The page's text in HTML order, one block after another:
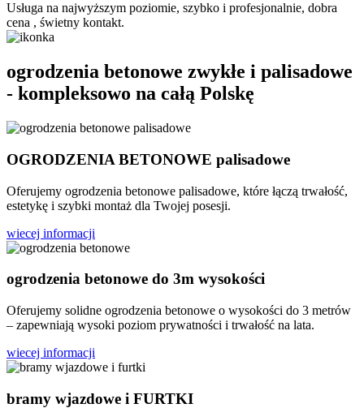
Usługa na najwyższym poziomie, szybko i profesjonalnie, dobra
cena , świetny kontakt.
ogrodzenia betonowe zwykłe i palisadowe
- kompleksowo na całą Polskę
OGRODZENIA BETONOWE palisadowe
Oferujemy ogrodzenia betonowe palisadowe, które łączą trwałość,
estetykę i szybki montaż dla Twojej posesji.
wiecej informacji
ogrodzenia betonowe do 3m wysokości
Oferujemy solidne ogrodzenia betonowe o wysokości do 3 metrów
– zapewniają wysoki poziom prywatności i trwałość na lata.
wiecej informacji
bramy wjazdowe i FURTKI